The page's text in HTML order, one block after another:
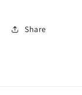
Share